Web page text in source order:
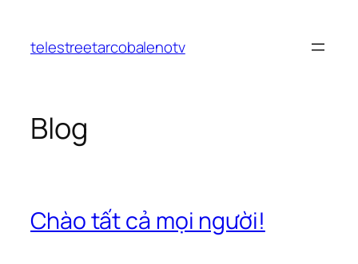
phầntelestreetarcobalenotv
Blog
Chào tất cả mọi người!